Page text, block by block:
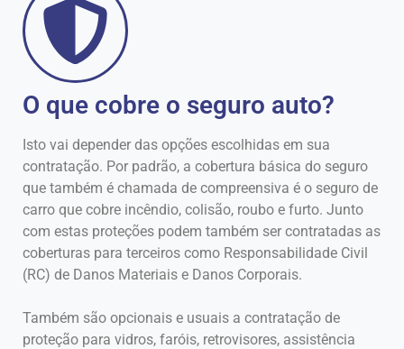
O que cobre o seguro auto?
Isto vai depender das opções escolhidas em sua
contratação. Por padrão, a cobertura básica do seguro
que também é chamada de compreensiva é o seguro de
carro que cobre incêndio, colisão, roubo e furto. Junto
com estas proteções podem também ser contratadas as
coberturas para terceiros como Responsabilidade Civil
(RC) de Danos Materiais e Danos Corporais.
Também são opcionais e usuais a contratação de
proteção para vidros, faróis, retrovisores, assistência